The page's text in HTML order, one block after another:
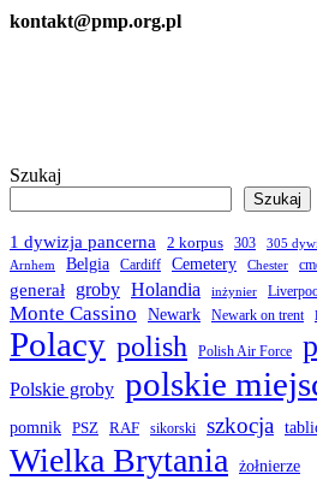
kontakt@pmp.org.pl
Szukaj
Szukaj
1 dywizja pancerna 2 korpus 303 305
Arnhem Belgia Cardiff Cemetery Chester
generał
groby Holandia inżynier
Monte Cassino Newark Newark on trent
Polacy polish Polish Air Force
Polskie groby polskie
pomnik PSZ RAF sikorski szkocja
Wielka Brytania żołnierze